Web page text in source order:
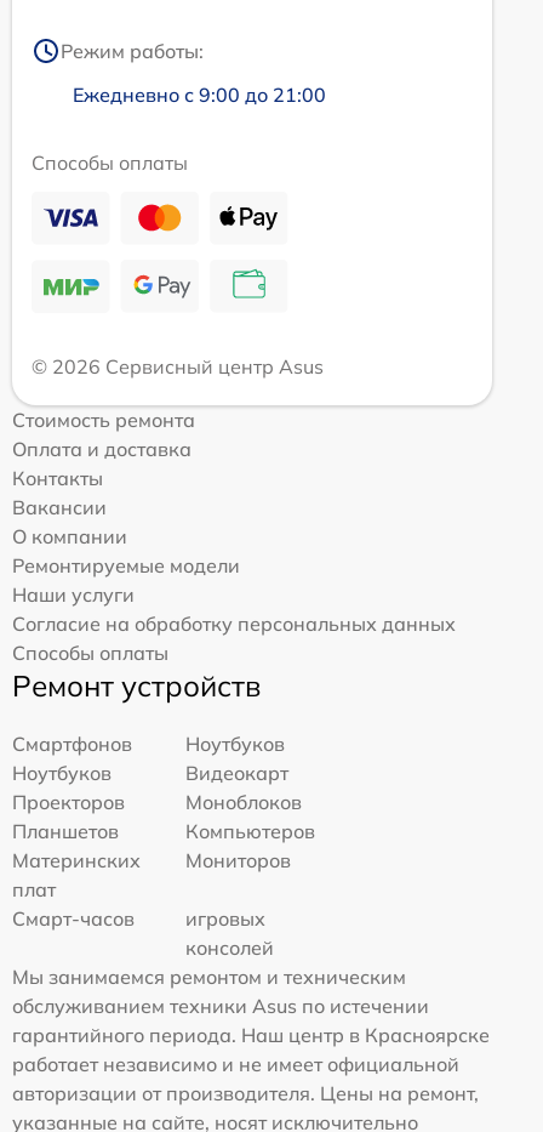
Режим работы:
Ежедневно с 9:00 до 21:00
Способы оплаты
© 2026 Сервисный центр Asus
Стоимость ремонта
Оплата и доставка
Контакты
Вакансии
О компании
Ремонтируемые модели
Наши услуги
Согласие на обработку персональных данных
Способы оплаты
Ремонт устройств
Смартфонов
Ноутбуков
Ноутбуков
Видеокарт
Проекторов
Моноблоков
Планшетов
Компьютеров
Материнских
плат
Мониторов
Смарт-часов
игровых
консолей
Мы занимаемся ремонтом и техническим
обслуживанием техники Asus по истечении
гарантийного периода. Наш центр в Красноярске
работает независимо и не имеет официальной
авторизации от производителя. Цены на ремонт,
указанные на сайте, носят исключительно